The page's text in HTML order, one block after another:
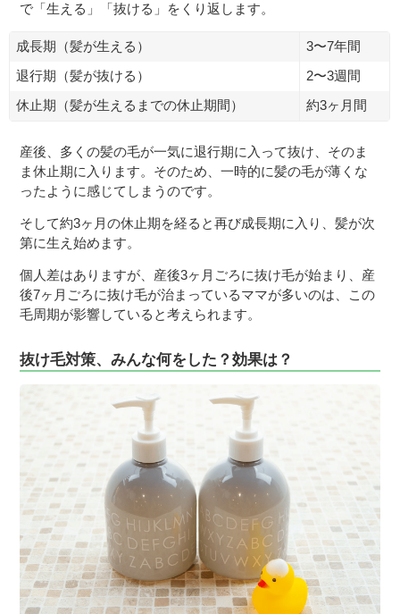
で「生える」「抜ける」をくり返します。
成長期（髪が生える）
3〜7年間
退行期（髪が抜ける）
2〜3週間
休止期（髪が生えるまでの休止期間）
約3ヶ月間
産後、多くの髪の毛が一気に退行期に入って抜け、そのま
ま休止期に入ります。そのため、一時的に髪の毛が薄くな
ったように感じてしまうのです。
そして約3ヶ月の休止期を経ると再び成長期に入り、髪が次
第に生え始めます。
個人差はありますが、産後3ヶ月ごろに抜け毛が始まり、産
後7ヶ月ごろに抜け毛が治まっているママが多いのは、この
毛周期が影響していると考えられます。
抜け毛対策、みんな何をした？効果は？